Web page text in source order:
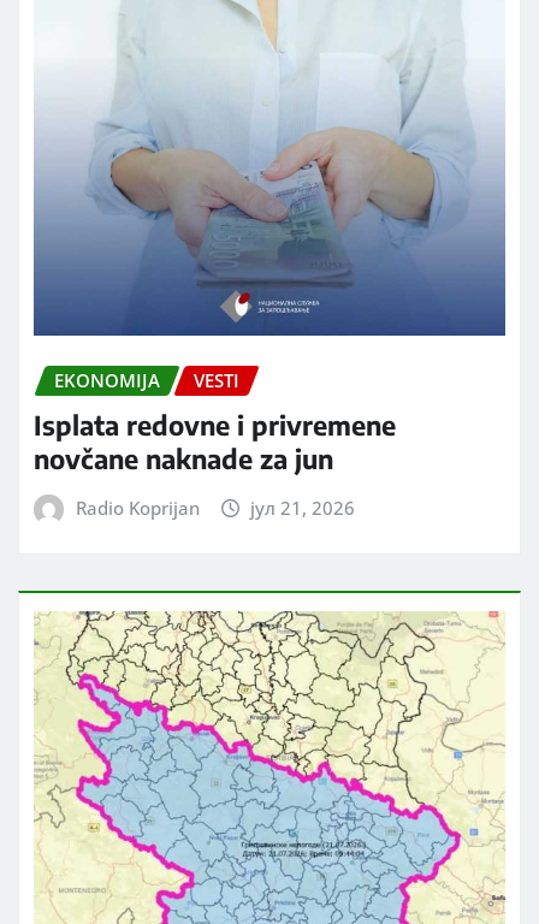
EKONOMIJA VESTI
Isplata redovne i privremene
novčane naknade za jun
Radio Koprijan јул 21, 2026